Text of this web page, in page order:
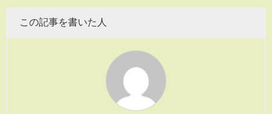
この記事を書いた人